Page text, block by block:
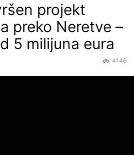
projekt
preko Neretve –
5 milijuna eura
4146